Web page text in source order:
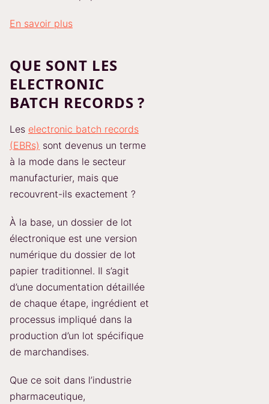
En savoir plus
QUE SONT LES
ELECTRONIC
BATCH RECORDS ?
Les electronic batch records
(EBRs) sont devenus un terme
à la mode dans le secteur
manufacturier, mais que
recouvrent-ils exactement ?
À la base, un dossier de lot
électronique est une version
numérique du dossier de lot
papier traditionnel. Il s’agit
d’une documentation détaillée
de chaque étape, ingrédient et
processus impliqué dans la
production d’un lot spécifique
de marchandises.
Que ce soit dans l’industrie
pharmaceutique,